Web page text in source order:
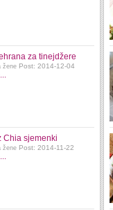
za tinejdžere
žene Post: 2014-12-04
Chia sjemenki
žene Post: 2014-11-22